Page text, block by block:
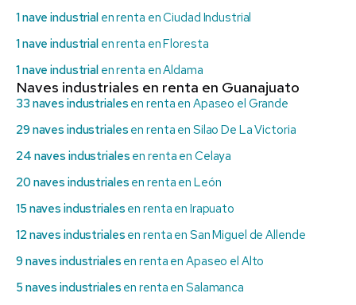
1 nave industrialen renta en Ciudad Industrial
1 nave industrialen renta en Floresta
1 nave industrialen renta en Aldama
Naves industriales en renta en Guanajuato
33 naves industriales en renta en Apaseo el Grande
29 naves industriales en renta en Silao De La Victoria
24 naves industriales en renta en Celaya
20 naves industriales en renta en León
15 naves industriales en renta en Irapuato
12 naves industriales en renta en San Miguel de Allende
9 naves industriales en renta en Apaseo el Alto
5 naves industriales en renta en Salamanca